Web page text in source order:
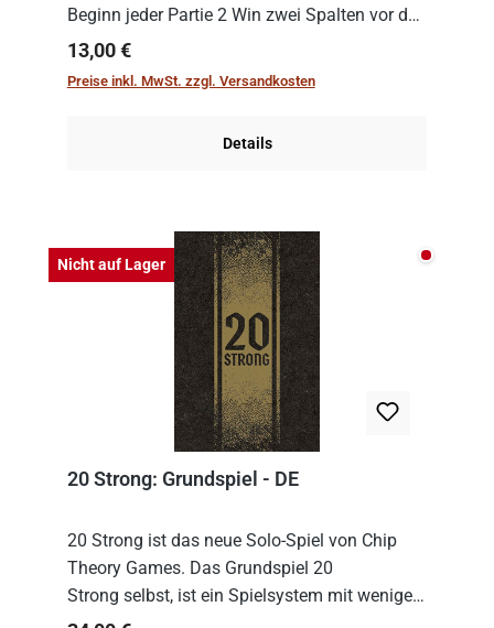
Beginn jeder Partie 2 Win zwei Spalten vor den
Spielenden aus, die es in die Höhe zu treiben
gilt. Doch das geht natürlich nur, solange man
Regulärer Preis:
13,00 €
Preise inkl. MwSt. zzgl. Versandkosten
Details
Nicht auf Lager Nicht
20 Strong: Grundspiel - DE
20 Strong ist das neue Solo-Spiel von Chip
Theory Games. Das Grundspiel 20
Strong selbst, ist ein Spielsystem mit wenigen,
einfachen Regeln. Um es zu spielen, muss es